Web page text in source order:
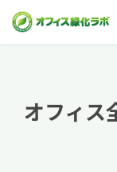
オフィスグリ
オフィス